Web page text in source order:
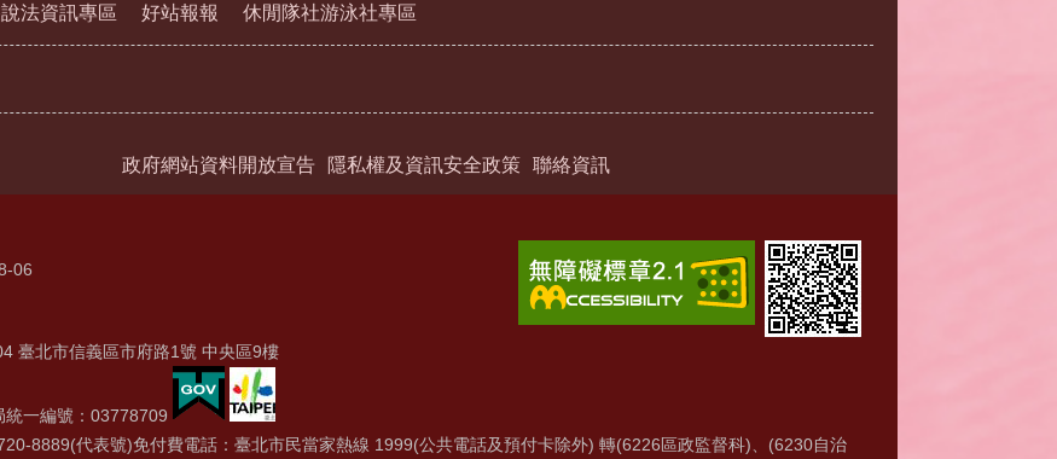
法資訊專區 好站報報 休閒隊社游泳社專區
政府網站資料開放宣告 隱私權及資訊安全政策 聯絡資訊
06
臺北市信義區市府路1號 中央區9樓
統一編號：03778709
8889(代表號)免付費電話：臺北市民當家熱線 1999(公共電話及預付卡除外) 轉(6226區政監督科)、(6230自治